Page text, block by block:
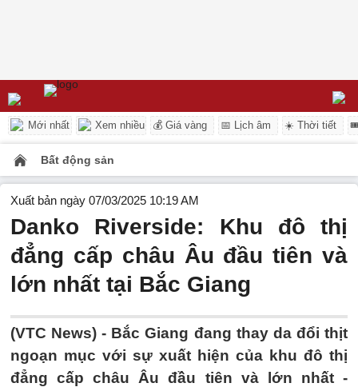
Mới nhất Xem nhiều 💰 Giá vàng 📅 Lịch âm ☀️ Thời tiết
Bất động sản
Xuất bản ngày 07/03/2025 10:19 AM
Danko Riverside: Khu đô thị
đẳng cấp châu Âu đầu tiên và
lớn nhất tại Bắc Giang
(VTC News) - Bắc Giang đang thay da đổi thịt
ngoạn mục với sự xuất hiện của khu đô thị
đẳng cấp châu Âu đầu tiên và lớn nhất -